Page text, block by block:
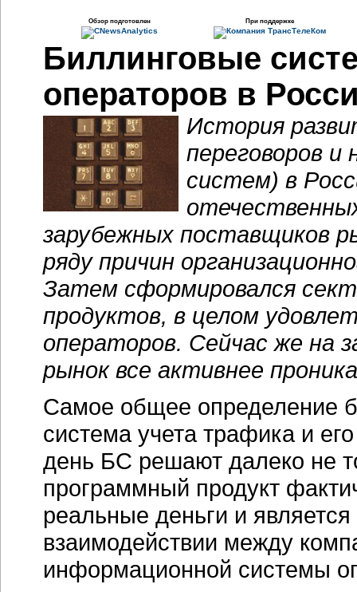
Обзор подготовлен При поддержке
Биллинговые
операторов в
История
переговоров и
систем) в
зарубежных поставщиков
ряду причин
Затем сформировался
продуктов, в целом
операторов. Сейчас же на
рынок все активнее
Самое общее определение
система учета трафика и
день БС решают далеко не
программный продукт
реальные деньги и
взаимодействии между
информационной системы